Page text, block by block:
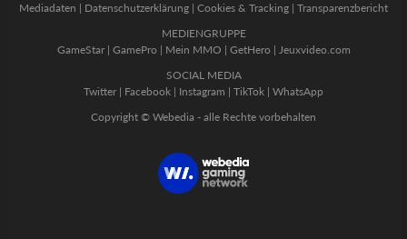
Mediadaten | Datenschutzerklärung | Cookies & Tracking | Transparenzbericht
MEDIENGRUPPE
GameStar| GamePro | Mein MMO | GetHero | Jeuxvideo.com
SOCIAL MEDIA
Twitter | Facebook | Instagram | TikTok | WhatsApp
Copyright © Webedia - alle Rechte vorbehalten